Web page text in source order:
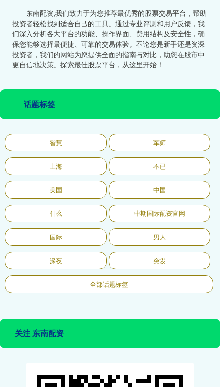
东南配资,我们致力于为您推荐最优秀的股票交易平台，帮助
投资者轻松找到适合自己的工具。通过专业评测和用户反馈，我
们深入分析各大平台的功能、操作界面、费用结构及安全性，确
保您能够选择最便捷、可靠的交易体验。不论您是新手还是资深
投资者，我们的网站为您提供全面的指南与对比，助您在股市中
更自信地决策。探索最佳股票平台，从这里开始！
话题标签
智慧 军师
上海 不已
美国 中国
什么 中期国际配资官网
国际 男人
深夜 突发
全部话题标签
关注 东南配资